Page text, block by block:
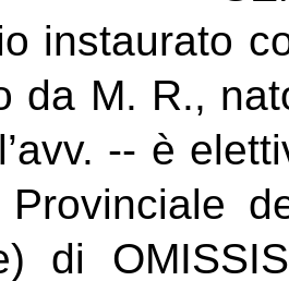
instaurato
da M. R.,
-- è
Provinciale
di